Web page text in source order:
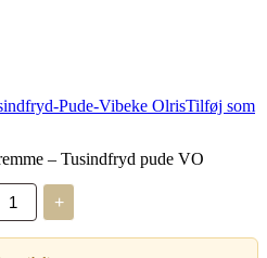
Tilføj som
– Tusindfryd pude VO
+